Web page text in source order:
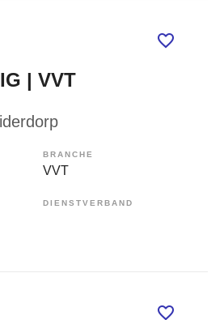
| VVT
BRANCHE
VVT
DIENSTVERBAND